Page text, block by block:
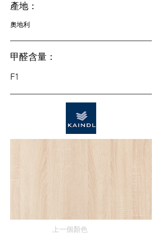
產地：
奧地利
甲醛含量：
F1
上一個顏色